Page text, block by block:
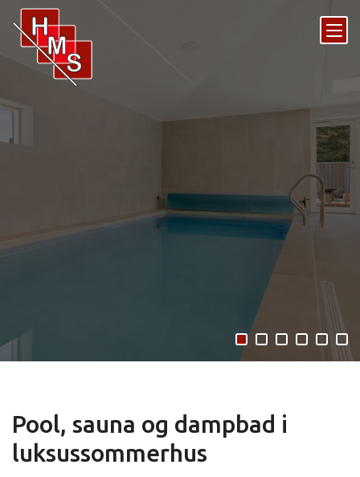
Pool, sauna og dampbad i
luksussommerhus